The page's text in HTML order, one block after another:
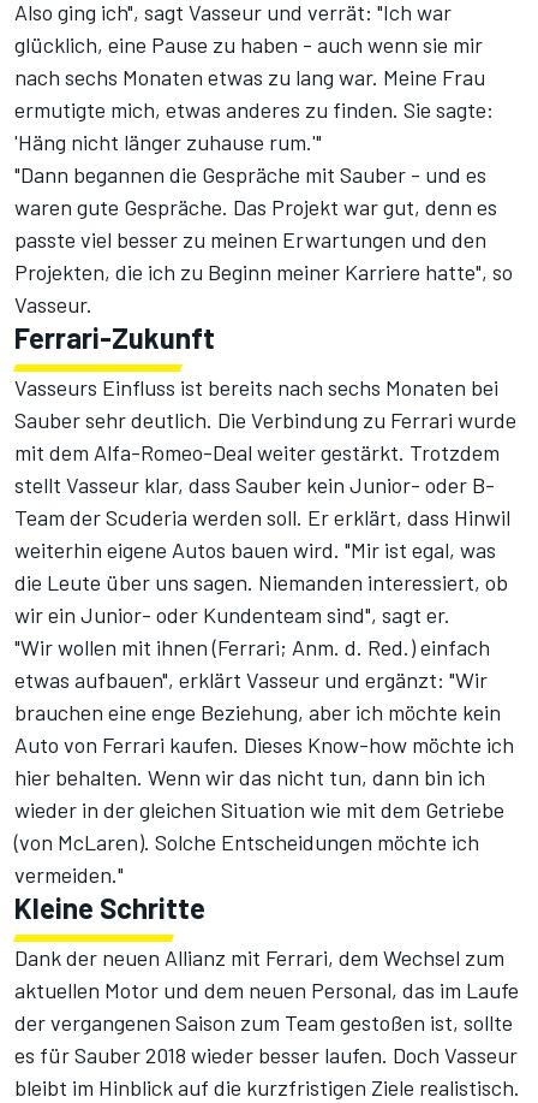
Also ging ich", sagt Vasseur und verrät: "Ich war
glücklich, eine Pause zu haben - auch wenn sie mir
nach sechs Monaten etwas zu lang war. Meine Frau
ermutigte mich, etwas anderes zu finden. Sie sagte:
'Häng nicht länger zuhause rum.'"
"Dann begannen die Gespräche mit Sauber - und es
waren gute Gespräche. Das Projekt war gut, denn es
passte viel besser zu meinen Erwartungen und den
Projekten, die ich zu Beginn meiner Karriere hatte", so
Vasseur.
Ferrari-Zukunft
Vasseurs Einfluss ist bereits nach sechs Monaten bei
Sauber sehr deutlich. Die Verbindung zu Ferrari wurde
mit dem Alfa-Romeo-Deal weiter gestärkt. Trotzdem
stellt Vasseur klar, dass Sauber kein Junior- oder B-
Team der Scuderia werden soll. Er erklärt, dass Hinwil
weiterhin eigene Autos bauen wird. "Mir ist egal, was
die Leute über uns sagen. Niemanden interessiert, ob
wir ein Junior- oder Kundenteam sind", sagt er.
"Wir wollen mit ihnen (Ferrari; Anm. d. Red.) einfach
etwas aufbauen", erklärt Vasseur und ergänzt: "Wir
brauchen eine enge Beziehung, aber ich möchte kein
Auto von Ferrari kaufen. Dieses Know-how möchte ich
hier behalten. Wenn wir das nicht tun, dann bin ich
wieder in der gleichen Situation wie mit dem Getriebe
(von McLaren). Solche Entscheidungen möchte ich
vermeiden."
Kleine Schritte
Dank der neuen Allianz mit Ferrari, dem Wechsel zum
aktuellen Motor und dem neuen Personal, das im Laufe
der vergangenen Saison zum Team gestoßen ist, sollte
es für Sauber 2018 wieder besser laufen. Doch Vasseur
bleibt im Hinblick auf die kurzfristigen Ziele realistisch.